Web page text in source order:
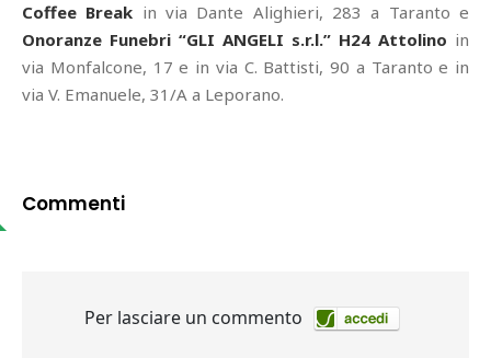
Coffee Break in via Dante Alighieri, 283 a Taranto e
Onoranze Funebri “GLI ANGELI s.r.l.” H24 Attolino in
via Monfalcone, 17 e in via C. Battisti, 90 a Taranto e in
via V. Emanuele, 31/A a Leporano.
Commenti